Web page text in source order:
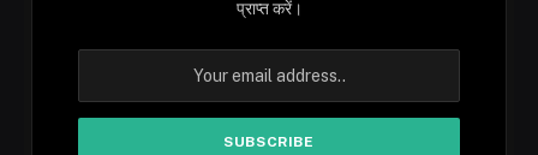
प्राप्त करें।